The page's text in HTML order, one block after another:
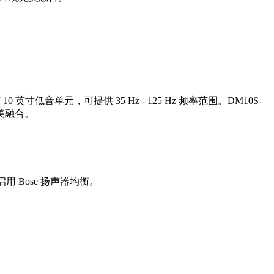
英寸低音单元，可提供 35 Hz - 125 Hz 频率范围。DM10S-
合。
Bose 扬声器均衡。